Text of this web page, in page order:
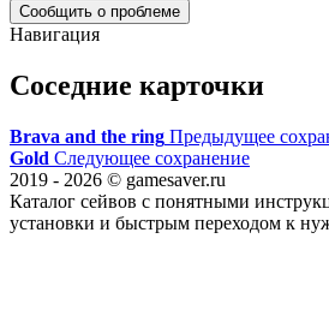
Сообщить о проблеме
Навигация
Соседние карточки
Brava and the ring Предыдущее
Gold Следующее сохранение
2019 - 2026 © gamesaver.ru
Каталог сейвов с понятными
установки и быстрым переходом к